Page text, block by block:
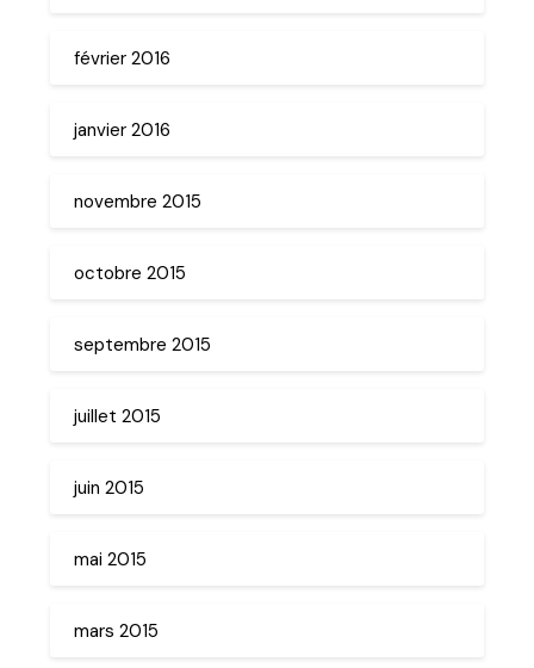
février 2016
janvier 2016
novembre 2015
octobre 2015
septembre 2015
juillet 2015
juin 2015
mai 2015
mars 2015